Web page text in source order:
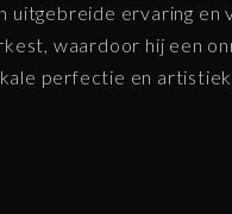
uitgebreide ervaring
waardoor hij een
perfectie en